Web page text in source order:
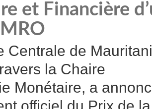
et Financière
Centrale de
la Chaire
Monétaire, a